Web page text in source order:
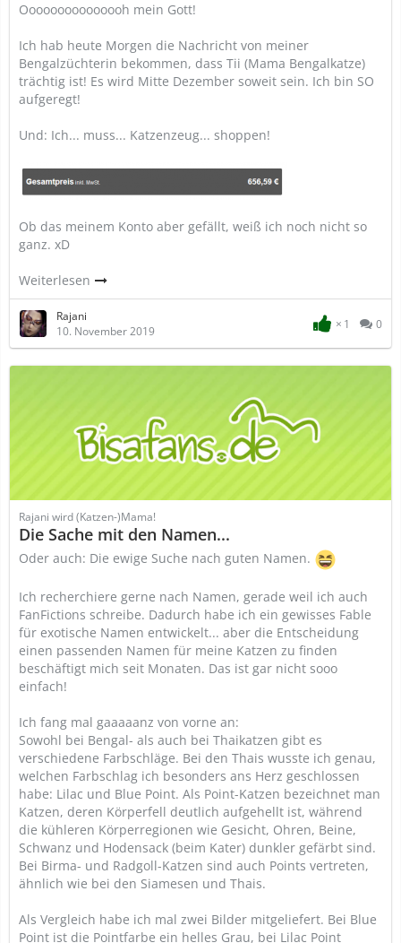
Ooooooooooooooh mein Gott!
Ich hab heute Morgen die Nachricht von meiner
Bengalzüchterin bekommen, dass Tii (Mama Bengalkatze)
trächtig ist! Es wird Mitte Dezember soweit sein. Ich bin SO
aufgeregt!
Und: Ich... muss... Katzenzeug... shoppen!
Ob das meinem Konto aber gefällt, weiß ich noch nicht so
ganz. xD
Weiterlesen
Rajani
10. November 2019
1 0
Rajani wird (Katzen-)Mama!
Die Sache mit den Namen...
Oder auch: Die ewige Suche nach guten Namen.
Ich recherchiere gerne nach Namen, gerade weil ich auch
FanFictions schreibe. Dadurch habe ich ein gewisses Fable
für exotische Namen entwickelt... aber die Entscheidung
einen passenden Namen für meine Katzen zu finden
beschäftigt mich seit Monaten. Das ist gar nicht sooo
einfach!
Ich fang mal gaaaaanz von vorne an:
Sowohl bei Bengal- als auch bei Thaikatzen gibt es
verschiedene Farbschläge. Bei den Thais wusste ich genau,
welchen Farbschlag ich besonders ans Herz geschlossen
habe: Lilac und Blue Point. Als Point-Katzen bezeichnet man
Katzen, deren Körperfell deutlich aufgehellt ist, während
die kühleren Körperregionen wie Gesicht, Ohren, Beine,
Schwanz und Hodensack (beim Kater) dunkler gefärbt sind.
Bei Birma- und Radgoll-Katzen sind auch Points vertreten,
ähnlich wie bei den Siamesen und Thais.
Als Vergleich habe ich mal zwei Bilder mitgeliefert. Bei Blue
Point ist die Pointfarbe ein helles Grau, bei Lilac Point